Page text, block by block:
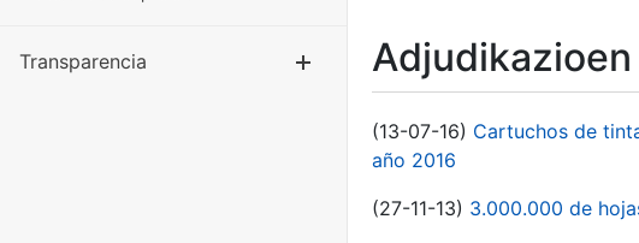
Transparencia Erakutsi/Ezkutatu
(13-07-16) Cartuchos de
año 2016
(27-11-13) 3.000.000 de